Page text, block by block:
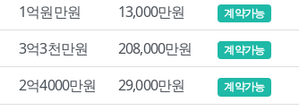
1억원만원 13,000만원 계약가능
3억3천만원 208,000만원 계약가능
2억4000만원 29,000만원 계약가능